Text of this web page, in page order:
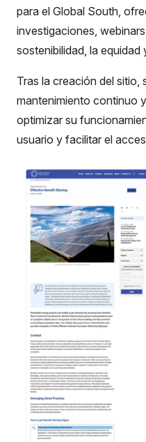
para el Global South,
investigaciones,
sostenibilidad, la
Tras la creación del sitio,
mantenimiento continuo
optimizar su
usuario y facilitar el